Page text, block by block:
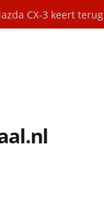
CX-3 keert terug